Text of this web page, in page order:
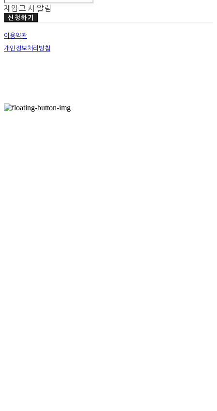
재입고 시 알림
신청하기
이용약관
개인정보처리방침